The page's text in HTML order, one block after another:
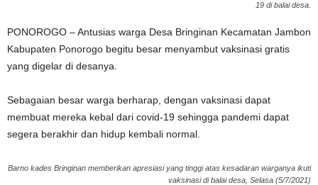
19 di balai desa.
PONOROGO – Antusias warga Desa Bringinan Kecamatan Jambon
Kabupaten Ponorogo begitu besar menyambut vaksinasi gratis
yang digelar di desanya.
Sebagaian besar warga berharap, dengan vaksinasi dapat
membuat mereka kebal dari covid-19 sehingga pandemi dapat
segera berakhir dan hidup kembali normal.
Barno kades Bringinan memberikan apresiasi yang tinggi atas kesadaran warganya ikuti
vaksinasi di balai desa, Selasa (5/7/2021)